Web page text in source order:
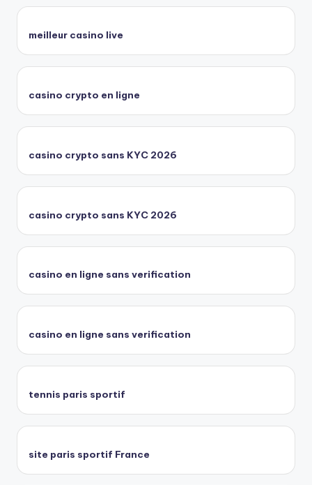
meilleur casino live
casino crypto en ligne
casino crypto sans KYC 2026
casino crypto sans KYC 2026
casino en ligne sans verification
casino en ligne sans verification
tennis paris sportif
site paris sportif France